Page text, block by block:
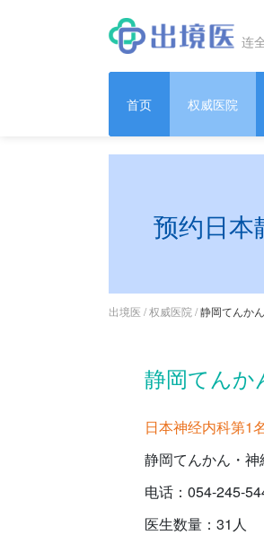
连
首页 权威医院
预约日本
出境医 /权威医院 /静岡てんか
静岡てんか
日本神经内科第1
静岡てんかん・
电话：054-245-
医生数量：31人